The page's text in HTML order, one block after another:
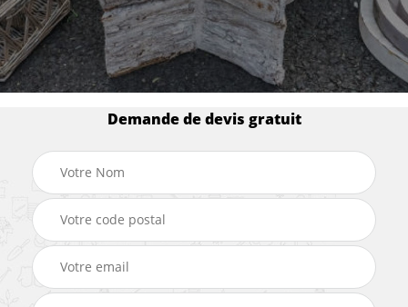
Demande de devis gratuit